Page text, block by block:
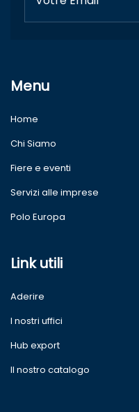
Menu
Home
Chi Siamo
Fiere e eventi
Servizi alle imprese
Polo Europa
Link utili
Aderire
I nostri uffici
Hub export
Il nostro catalogo